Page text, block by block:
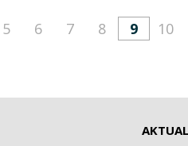
5 6 7 8 9 10